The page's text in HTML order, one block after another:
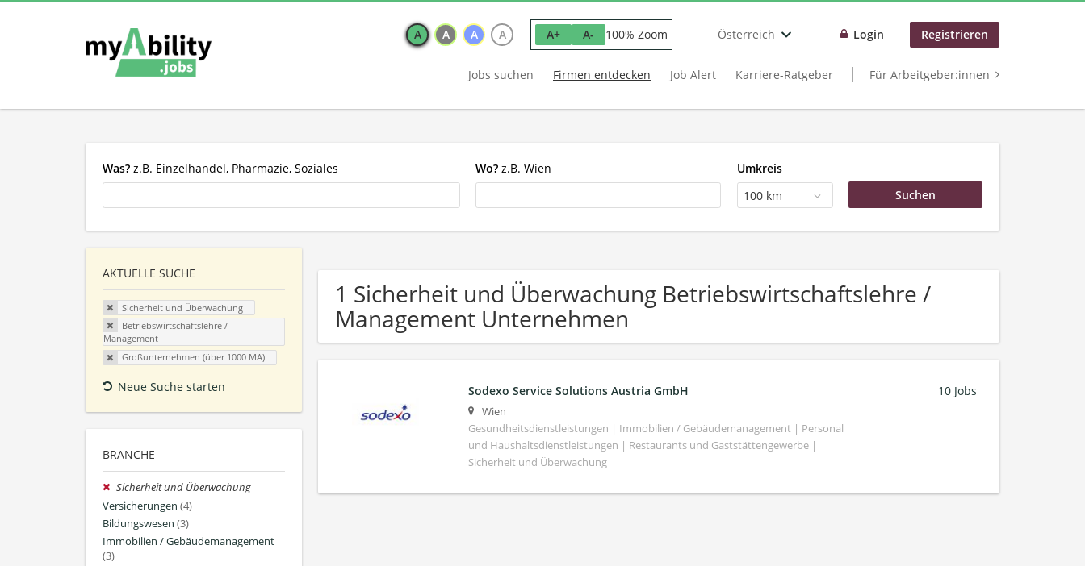
A A A A A+ A- 100% Zoom Österreich Login Registrieren
Jobs suchen Firmen entdecken Job Alert Karriere-Ratgeber Für Arbeitgeber:innen
Was? z.B. Einzelhandel, Pharmazie, Soziales Wo? z.B. Wien
Umkreis
100 km
AKTUELLE SUCHE
Sicherheit und Überwachung
Betriebswirtschaftslehre /
Management
Großunternehmen (über 1000 MA)
Neue Suche starten
BRANCHE
Sicherheit und Überwachung
Versicherungen (4)
Bildungswesen (3)
Immobilien / Gebäudemanagement
(3)
1 Sicherheit und Überwachung Betriebswirtschaftslehre /
Management Unternehmen
Sodexo Service Solutions Austria GmbH
Wien
Gesundheitsdienstleistungen | Immobilien / Gebäudemanagement | Personal
und Haushaltsdienstleistungen | Restaurants und Gaststättengewerbe |
Sicherheit und Überwachung
10 Jobs